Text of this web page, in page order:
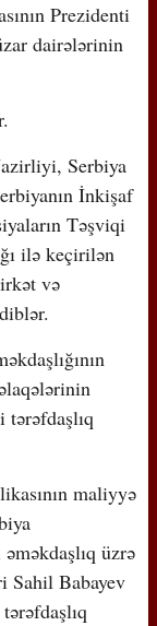
Prezidenti
dairələrinin
Serbiya
İnkişaf
Təşviqi
ilə keçirilən
və
tərəfdaşlıq
maliyyə
üzrə
Sahil Babayev